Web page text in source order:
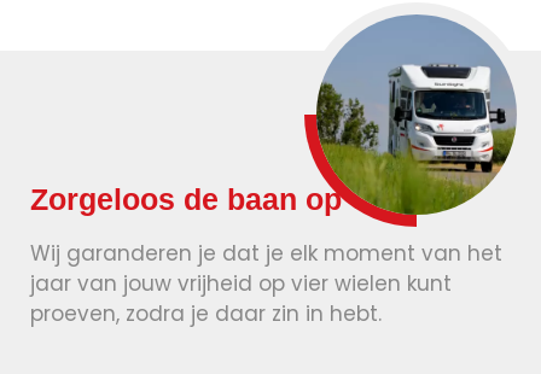
Zorgeloos de baan op
Wij garanderen je dat je elk moment van het
jaar van jouw vrijheid op vier wielen kunt
proeven, zodra je daar zin in hebt.